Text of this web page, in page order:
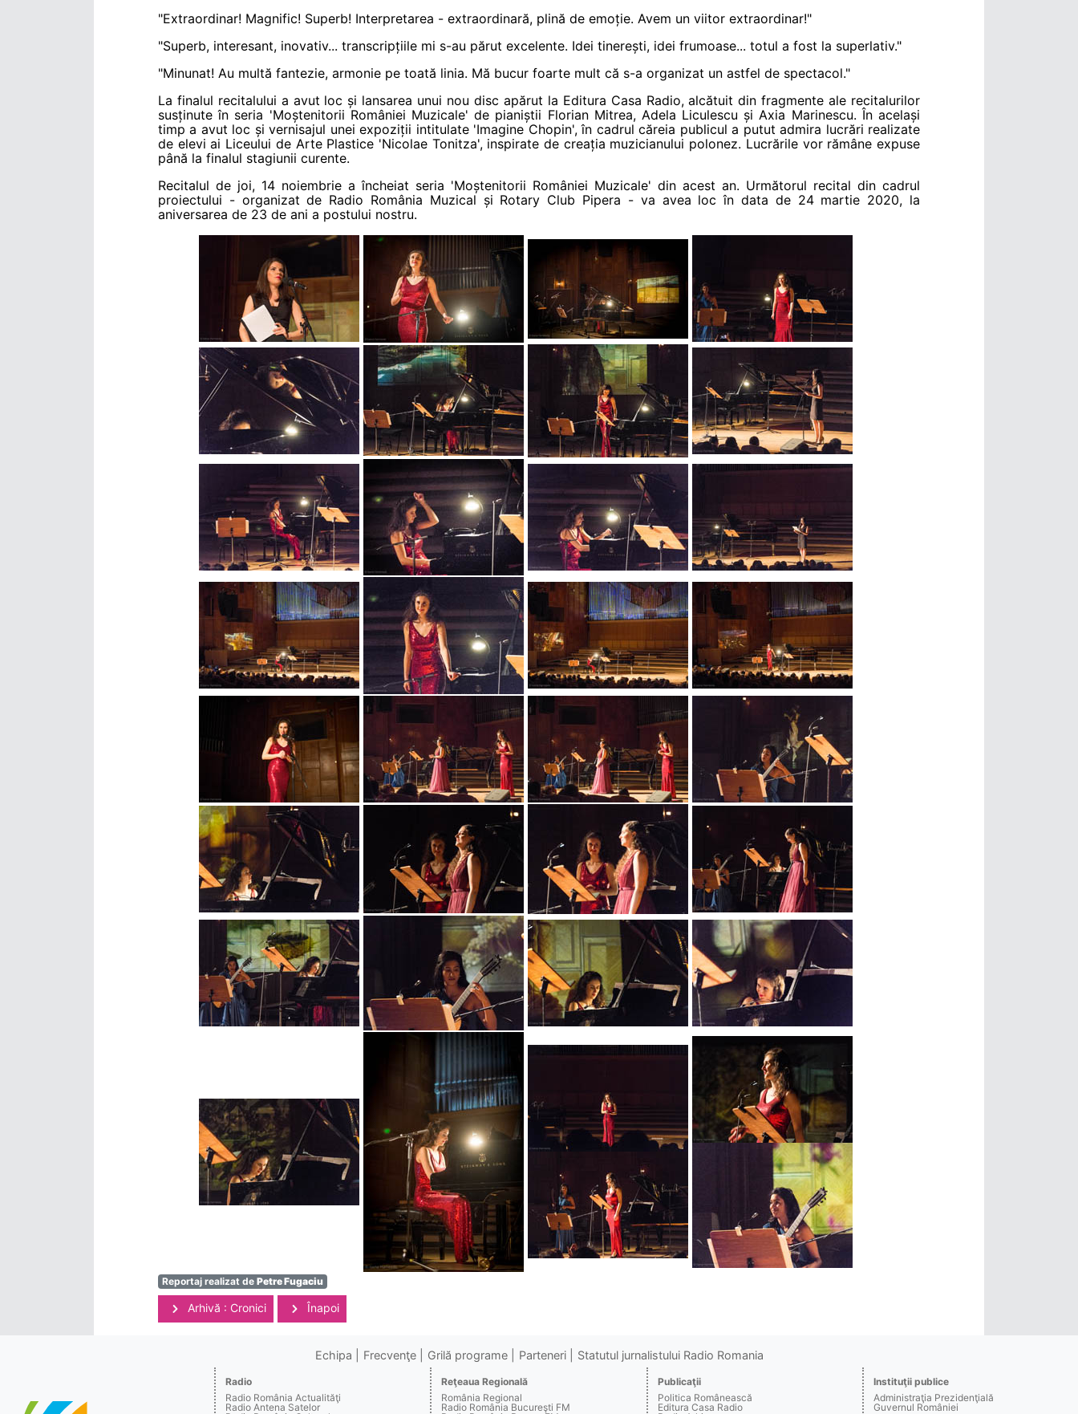
"Extraordinar! Magnific! Superb! Interpretarea - extraordinară, plină de emoție. Avem un viitor extraordinar!"
"Superb, interesant, inovativ... transcripțiile mi s-au părut excelente. Idei tinerești, idei frumoase... totul a fost la superlativ."
"Minunat! Au multă fantezie, armonie pe toată linia. Mă bucur foarte mult că s-a organizat un astfel de spectacol."
La finalul recitalului a avut loc și lansarea unui nou disc apărut la Editura Casa Radio, alcătuit din fragmente ale recitalurilor
susținute în seria 'Moștenitorii României Muzicale' de pianiștii Florian Mitrea, Adela Liculescu și Axia Marinescu. În același
timp a avut loc și vernisajul unei expoziții intitulate 'Imagine Chopin', în cadrul căreia publicul a putut admira lucrări realizate
de elevi ai Liceului de Arte Plastice 'Nicolae Tonitza', inspirate de creația muzicianului polonez. Lucrările vor rămâne expuse
până la finalul stagiunii curente.
Recitalul de joi, 14 noiembrie a încheiat seria 'Moștenitorii României Muzicale' din acest an. Următorul recital din cadrul
proiectului - organizat de Radio România Muzical și Rotary Club Pipera - va avea loc în data de 24 martie 2020, la
aniversarea de 23 de ani a postului nostru.
Reportaj realizat de Petre Fugaciu
Arhivă : Cronici Înapoi
Echipa Frecvenţe Grilă programe Parteneri Statutul jurnalistului Radio Romania
Radio
Radio România Actualităţi
Radio Antena Satelor
Reţeaua Regională
România Regional
Radio România Bucureşti FM
Publicaţii
Politica Românească
Editura Casa Radio
Instituţii publice
Administraţia Prezidenţială
Guvernul României